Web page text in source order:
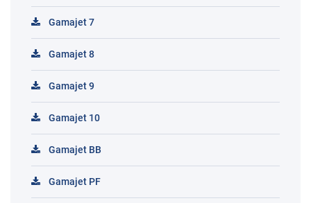
Gamajet 7
Gamajet 8
Gamajet 9
Gamajet 10
Gamajet BB
Gamajet PF